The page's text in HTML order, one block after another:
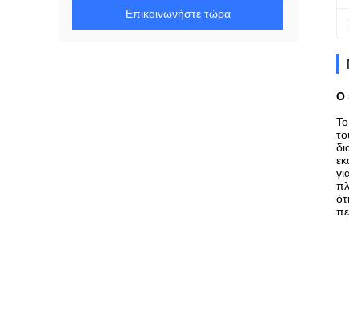
Επικοινωνήστε τώρα
Ο